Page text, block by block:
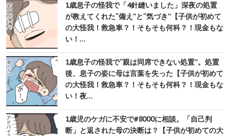
1歳息子の怪我で「4針縫いました」深夜の処置
が教えてくれた“備え”と“気づき”【子供が初めて
の大怪我！救急車？！そもそも何科？！現金もな
い！…
1歳息子の怪我で“親は同席できない処置”。処置
後、息子の姿に母は言葉を失った【子供が初めて
の大怪我！救急車？！そもそも何科？！現金もな
い！夜…
1歳児のケガに不安で#8000に相談。「自己判
断」と返された母の決断は？【子供が初めての大